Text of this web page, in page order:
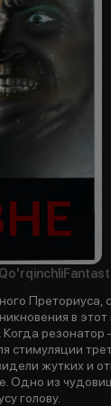
Qo'rqinchli
в
Когда
стимуляции
жутких и
Одно из
голову.